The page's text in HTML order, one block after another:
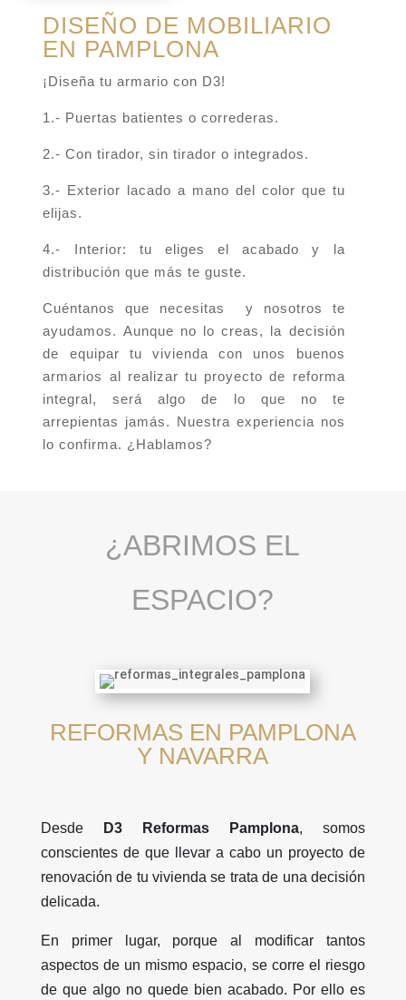
DISEÑO DE MOBILIARIO
EN PAMPLONA
¡Diseña tu armario con D3!
1.- Puertas batientes o correderas.
2.- Con tirador, sin tirador o integrados.
3.- Exterior lacado a mano del color que tu
elijas.
4.- Interior: tu eliges el acabado y la
distribución que más te guste.
Cuéntanos que necesitas y nosotros te
ayudamos. Aunque no lo creas, la decisión
de equipar tu vivienda con unos buenos
armarios al realizar tu proyecto de reforma
integral, será algo de lo que no te
arrepientas jamás. Nuestra experiencia nos
lo confirma. ¿Hablamos?
¿ABRIMOS EL
ESPACIO?
REFORMAS EN PAMPLONA
Y NAVARRA
Desde D3 Reformas Pamplona, somos
conscientes de que llevar a cabo un proyecto de
renovación de tu vivienda se trata de una decisión
delicada.
En primer lugar, porque al modificar tantos
aspectos de un mismo espacio, se corre el riesgo
de que algo no quede bien acabado. Por ello es